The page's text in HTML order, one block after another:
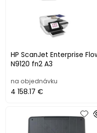
HP ScanJet Enterprise
N9120 fn2 A3
na objednávku
4 158.17 €